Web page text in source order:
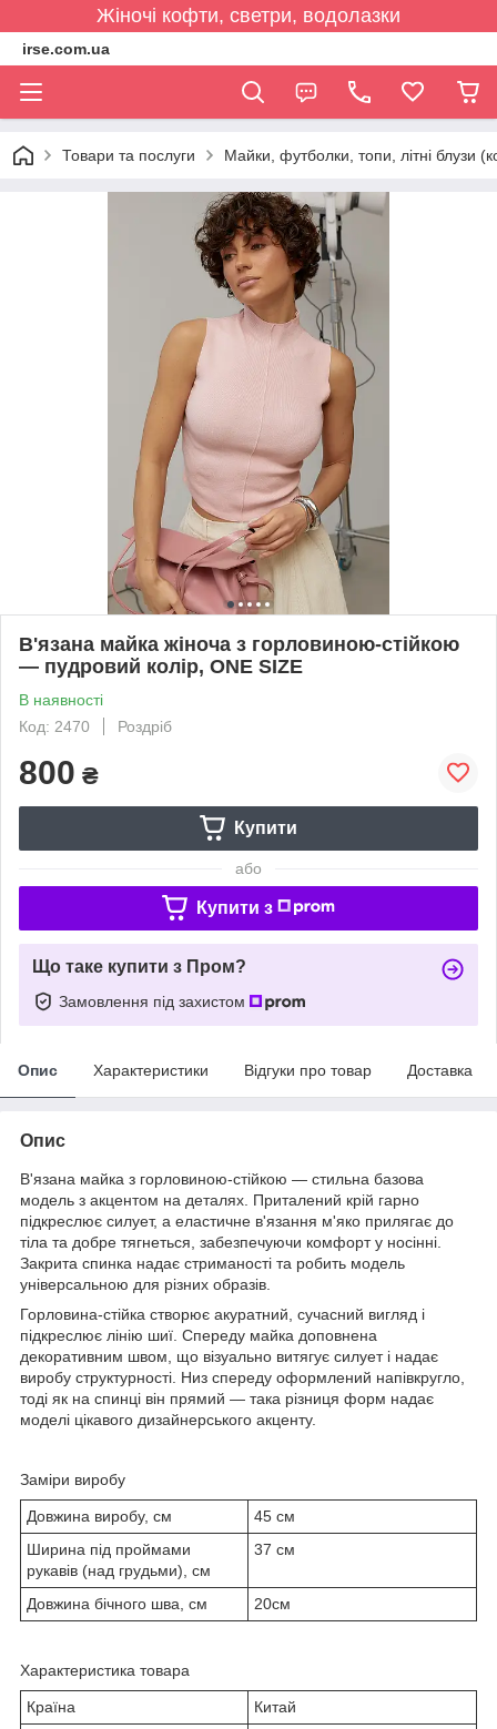
Жіночі кофти, светри, водолазки
irse.com.ua
Товари та послуги Майки, футболки, топи, літні блузи
В'язана майка жіноча з горловиною-стійкою
— пудровий колір, ONE SIZE
В наявності
Код: 2470
Роздріб
800 ₴
Купити
або
Купити з
Що таке купити з Пром?
Замовлення під захистом
Опис Характеристики Відгуки про товар Доставка
Опис
В'язана майка з горловиною-стійкою — стильна базова
модель з акцентом на деталях. Приталений крій гарно
підкреслює силует, а еластичне в'язання м'яко прилягає до
тіла та добре тягнеться, забезпечуючи комфорт у носінні.
Закрита спинка надає стриманості та робить модель
універсальною для різних образів.
Горловина-стійка створює акуратний, сучасний вигляд і
підкреслює лінію шиї. Спереду майка доповнена
декоративним швом, що візуально витягує силует і надає
виробу структурності. Низ спереду оформлений напівкругло,
тоді як на спинці він прямий — така різниця форм надає
моделі цікавого дизайнерського акценту.
Заміри виробу
Довжина виробу, см
45 см
Ширина під проймами
рукавів (над грудьми), см
37 см
Довжина бічного шва, см 20см
Характеристика товара
Країна
Китай